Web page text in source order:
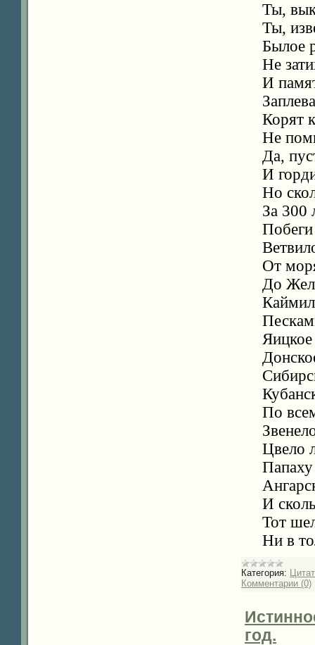
Ты,
Ты,
Былое
Не
И
Корят
Не
Да,
И
Но
За 300
От
До
По
Цвело
И
Тот
Ни в
Категория:
Комментарии (0)
год.